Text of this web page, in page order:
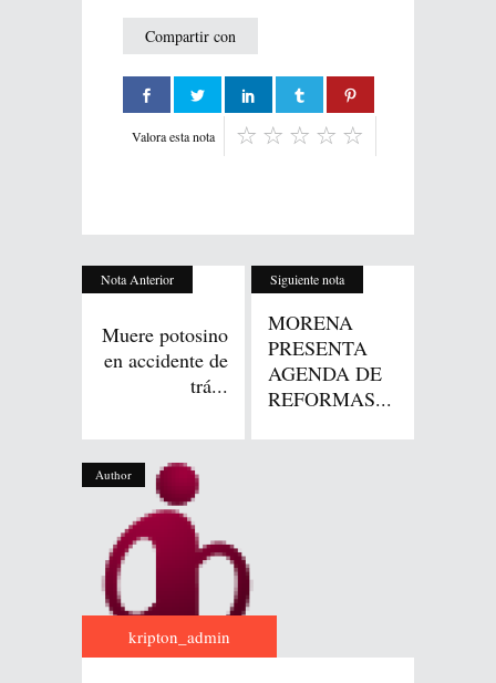
Compartir con
Valora esta nota
Nota Anterior
Muere potosino
en accidente de
trá...
Siguiente nota
MORENA
PRESENTA
AGENDA DE
REFORMAS...
Author
kripton_admin